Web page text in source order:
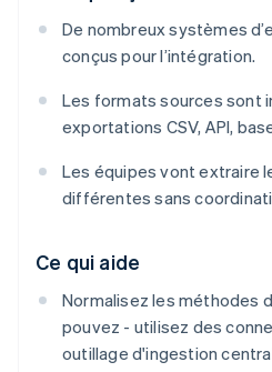
De nombreux systèmes
conçus pour l’intégration.
Les formats sources sont
exportations CSV, API,
Les équipes vont extraire
différentes sans
Ce qui aide
Normalisez les méthodes
pouvez - utilisez des
outillage d'ingestion